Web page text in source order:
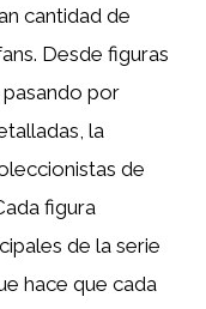
cantidad de
Desde figuras
pasando por
la
de
figura
de la serie
hace que cada